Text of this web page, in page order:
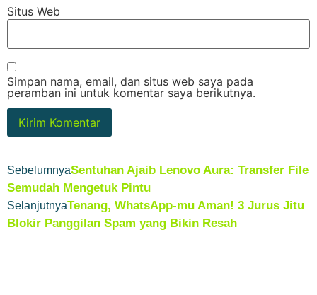
Situs Web
Simpan nama, email, dan situs web saya pada
peramban ini untuk komentar saya berikutnya.
SebelumnyaSentuhan Ajaib Lenovo Aura: Transfer File
Semudah Mengetuk Pintu
SelanjutnyaTenang, WhatsApp-mu Aman! 3 Jurus Jitu
Blokir Panggilan Spam yang Bikin Resah